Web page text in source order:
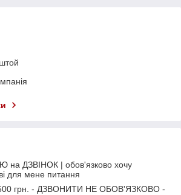
на ДЗВІНОК | обов'язково хочу
для мене питання
500 грн. - ДЗВОНИТИ НЕ ОБОВ'ЯЗКОВО -